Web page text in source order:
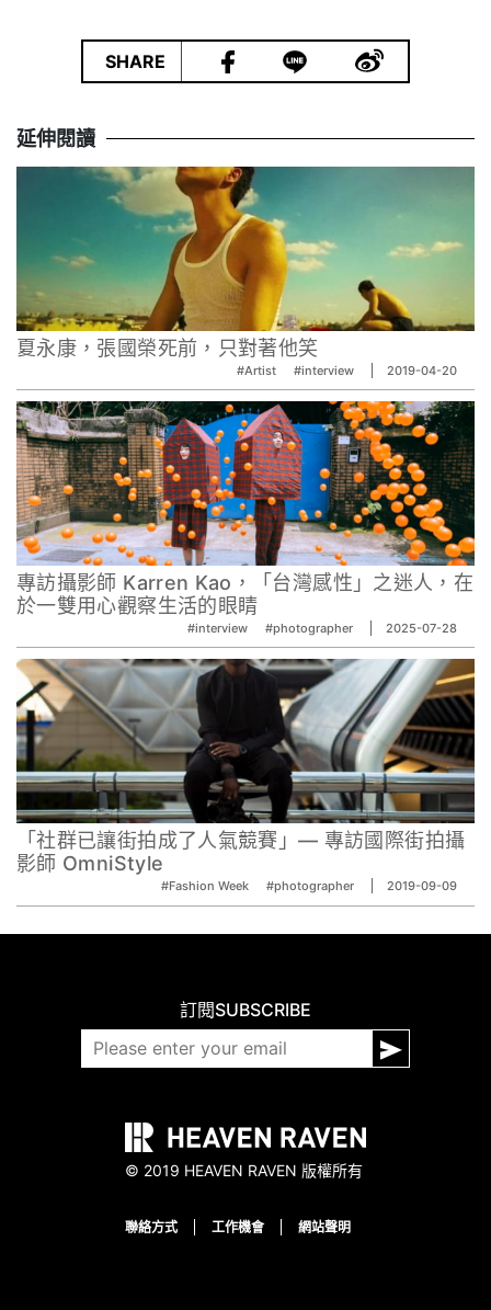
SHARE
延伸閱讀
夏永康，張國榮死前，只對著他笑
#Artist #interview 2019-04-20
專訪攝影師 Karren Kao，「台灣感性」之迷人，在
於一雙用心觀察生活的眼睛
#interview #photographer 2025-07-28
「社群已讓街拍成了人氣競賽」— 專訪國際街拍攝
影師 OmniStyle
#Fashion Week #photographer 2019-09-09
訂閱SUBSCRIBE
© 2019 HEAVEN RAVEN 版權所有
聯絡方式 工作機會 網站聲明